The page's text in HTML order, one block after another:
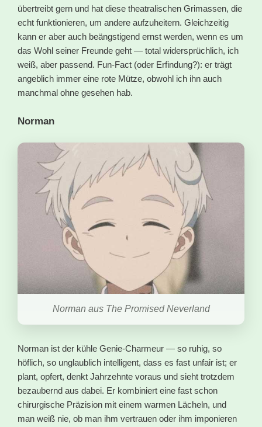
übertreibt gern und hat diese theatralischen Grimassen, die
echt funktionieren, um andere aufzuheitern. Gleichzeitig
kann er aber auch beängstigend ernst werden, wenn es um
das Wohl seiner Freunde geht — total widersprüchlich, ich
weiß, aber passend. Fun-Fact (oder Erfindung?): er trägt
angeblich immer eine rote Mütze, obwohl ich ihn auch
manchmal ohne gesehen hab.
Norman
Norman aus The Promised Neverland
Norman ist der kühle Genie-Charmeur — so ruhig, so
höflich, so unglaublich intelligent, dass es fast unfair ist; er
plant, opfert, denkt Jahrzehnte voraus und sieht trotzdem
bezaubernd aus dabei. Er kombiniert eine fast schon
chirurgische Präzision mit einem warmen Lächeln, und
man weiß nie, ob man ihm vertrauen oder ihm imponieren